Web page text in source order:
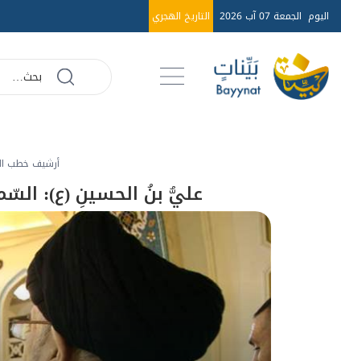
اليوم الجمعة 07 آب 2026 التاريخ الهجري
أرشيف خطب
عليُّ بنُ الحسينِ (ع):